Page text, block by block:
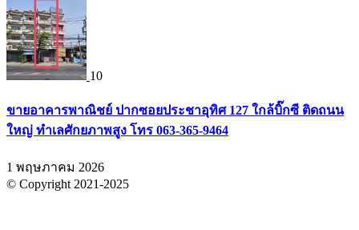
10
ขายอาคารพาณิชย์ ปากซอยประชาอุทิศ 127 ใกล้บิ๊กซี ติดถนน
ใหญ่ ทำเลศักยภาพสูง โทร 063-365-9464
1 พฤษภาคม 2026
© Copyright 2021-2025